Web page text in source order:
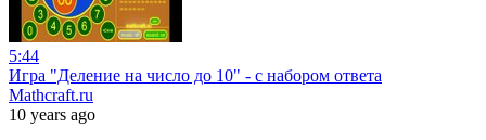
5:44
Игра "Деление на число до 10" - с набором ответа
Mathcraft.ru
10 years ago